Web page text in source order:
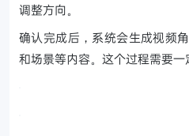
调整方向。
确认完成后，系统会生成视频
和场景等内容。这个过程需要一